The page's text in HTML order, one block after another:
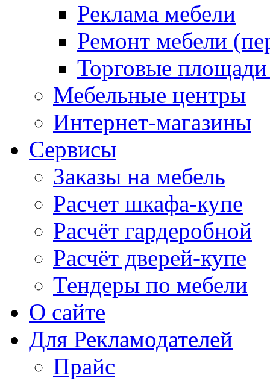
Реклама мебели
Ремонт мебели
Торговые
Мебельные центры
Интернет-магазины
Сервисы
Заказы на мебель
Расчет шкафа-купе
Расчёт гардеробной
Расчёт дверей-купе
Тендеры по мебели
О сайте
Для Рекламодателей
Прайс